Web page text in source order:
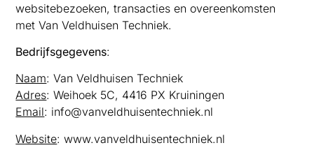
websitebezoeken, transacties en overeenkomsten
met Van Veldhuisen Techniek.
Bedrijfsgegevens:
Naam: Van Veldhuisen Techniek
Adres: Weihoek 5C, 4416 PX Kruiningen
Email: info@vanveldhuisentechniek.nl
Website: www.vanveldhuisentechniek.nl